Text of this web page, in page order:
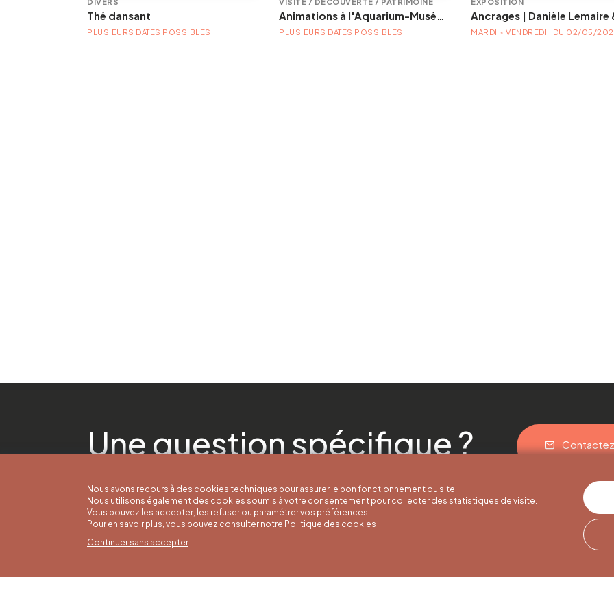
Thé dansant
PLUSIEURS DATES POSSIBLES
Animations à l'Aquarium-Muséum
PLUSIEURS DATES POSSIBLES
Une question spécifique ?
Nous avons recours à des cookies techniques pour assurer le bon fonctionnement du site.
Nous utilisons également des cookies soumis à votre consentement pour collecter des statistiques de visite.
Vous pouvez les accepter, les refuser ou paramétrer vos préférences.
Pour en savoir plus, vous pouvez consulter notre Politique des cookies
Continuer sans accepter